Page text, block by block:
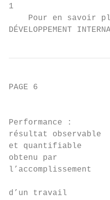
1
Pour en savoir
DÉVELOPPEMENT
PAGE 6
Performance :
résultat observable
et quantifiable
obtenu par
l’accomplissement
d’un travail